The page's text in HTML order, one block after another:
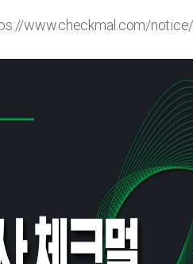
www.checkmal.com/